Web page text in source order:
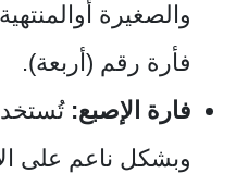
والصغيرة
فأرة رقم (أربعة).
فارة الإصبع:
وبشكل ناعم على